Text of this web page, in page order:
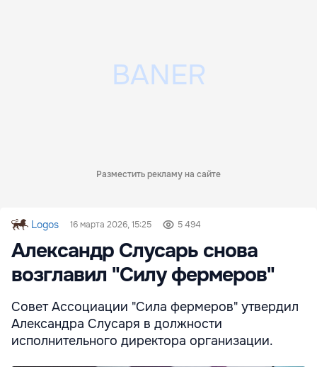
Разместить рекламу на сайте
Logos 16 марта 2026, 15:25 5 494
Александр Слусарь снова
возглавил "Силу фермеров"
Совет Ассоциации "Сила фермеров" утвердил
Александра Слусаря в должности
исполнительного директора организации.